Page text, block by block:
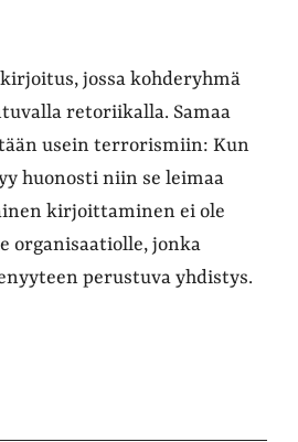
jossa kohderyhmä
retoriikalla. Samaa
usein terrorismiin: Kun
huonosti niin se leimaa
kirjoittaminen ei ole
organisaatiolle, jonka
perustuva yhdistys.